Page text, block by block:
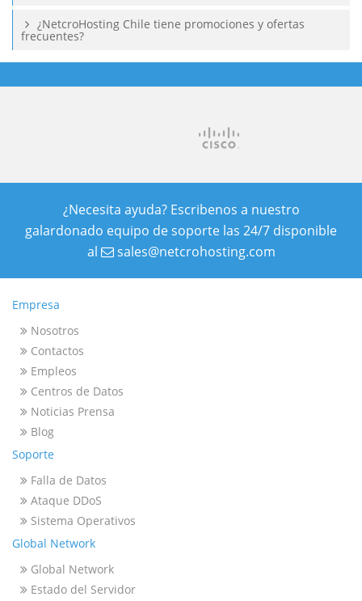
¿NetcroHosting Chile tiene promociones y ofertas
frecuentes?
¿Necesita ayuda? Escribenos a nuestro
galardonado equipo de soporte las 24/7 disponible
al
sales@netcrohosting.com
Empresa
Nosotros
Contactos
Empleos
Centros de Datos
Noticias Prensa
Blog
Soporte
Falla de Datos
Ataque DDoS
Sistema Operativos
Global Network
Global Network
Estado del Servidor